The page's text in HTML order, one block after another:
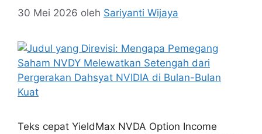
30 Mei 2026 oleh Sariyanti Wijaya
Teks cepat YieldMax NVDA Option Income